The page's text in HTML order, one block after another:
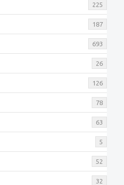
225
187
693
26
126
78
63
5
52
32